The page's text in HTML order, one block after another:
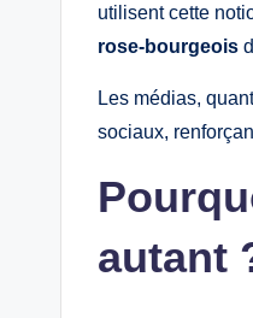
utilisent cette
rose-bourgeois
Les médias,
sociaux,
autant